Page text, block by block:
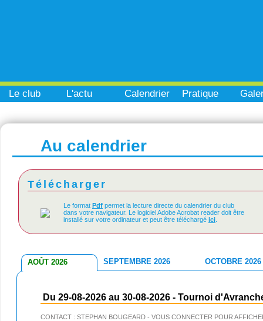
Le club L'actu Calendrier Pratique
Au calendrier
Télécharger
Le format Pdf permet la lecture directe du calendrier du club
dans votre navigateur. Le logiciel Adobe Acrobat reader doit être
installé sur votre ordinateur et peut être téléchargé ici
AOÛT 2026 SEPTEMBRE 2026 OCTOBRE 2026
Du 29-08-2026 au 30-08-2026 - Tournoi
CONTACT : STEPHAN BOUGEARD - VOUS CONNECTER POUR